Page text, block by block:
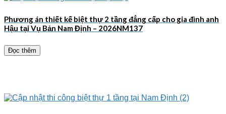
Phương án thiết kế biệt thự 2 tầng đẳng cấp cho gia đình anh
Hậu tại Vụ Bản Nam Định – 2026NM137
Đọc thêm